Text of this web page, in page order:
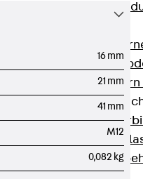
Querkraftdorn
Zurück
16 mm
21 mm
41 mm
M12
0,082 kg